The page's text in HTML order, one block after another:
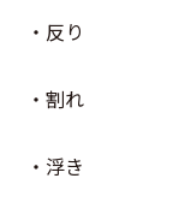
・反り
・割れ
・浮き